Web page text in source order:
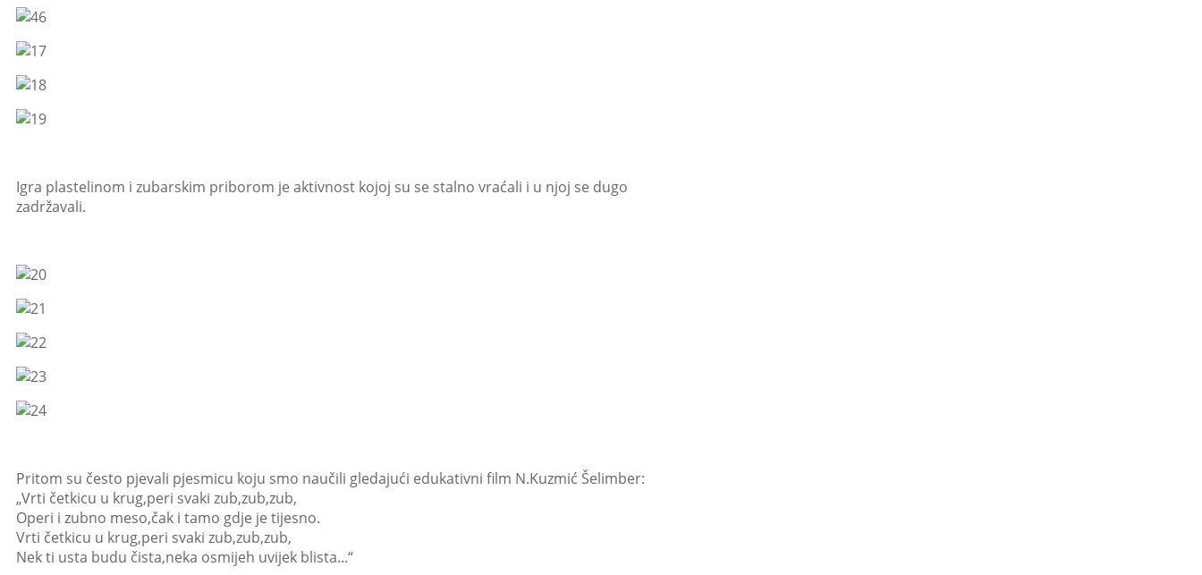
Igra plastelinom i zubarskim priborom je aktivnost kojoj su se stalno vraćali i u njoj se dugo
zadržavali.
Pritom su često pjevali pjesmicu koju smo naučili gledajući edukativni film N.Kuzmić Šelimber:
„Vrti četkicu u krug,peri svaki zub,zub,zub,
Operi i zubno meso,čak i tamo gdje je tijesno.
Vrti četkicu u krug,peri svaki zub,zub,zub,
Nek ti usta budu čista,neka osmijeh uvijek blista...“